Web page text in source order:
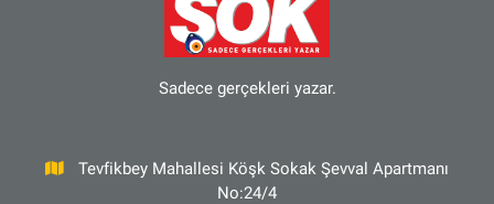
Sadece gerçekleri yazar.
Tevfikbey Mahallesi Köşk Sokak Şevval Apartmanı
No:24/4